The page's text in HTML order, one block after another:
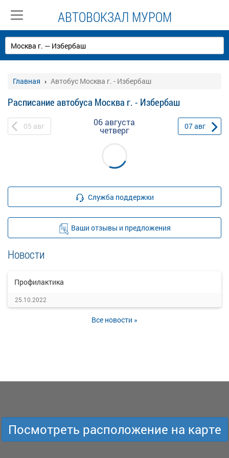
АВТОВОКЗАЛ МУРОМ
Главная Автобус Москва г. - Избербаш
Расписание автобуса Москва г. - Избербаш
05 авг 06 августа
четверг 07авг
Служба поддержки
Ваши отзывы и предложения
Новости
Профилактика
25.10.2022
Все новости »
Посмотреть расположение на карте